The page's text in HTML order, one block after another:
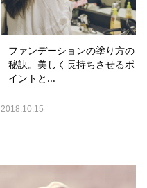
ファンデーションの塗り方の
秘訣。美しく長持ちさせるポ
イントと...
2018.10.15